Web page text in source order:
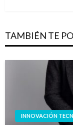
TAMBIÉN TE
INNOVACIÓN